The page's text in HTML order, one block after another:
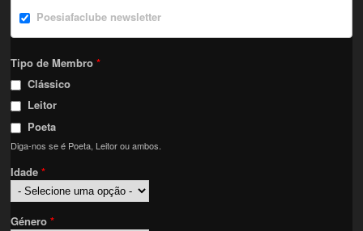
Poesiafaclube newsletter
Tipo de Membro*
Clássico
Leitor
Poeta
Diga-nos se é Poeta, Leitor ou ambos.
Idade*
Género*